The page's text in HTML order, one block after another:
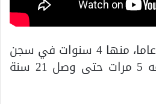
قضى في السجن 15 عاما، منها 4 سنوات في سجن
انفرادي، وخفض حكمه 5 مرات حتى وصل 21 سنة